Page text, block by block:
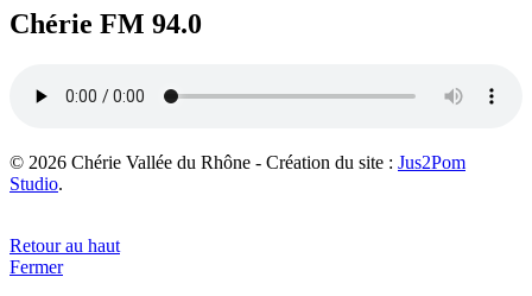
Chérie FM 94.0
© 2026 Chérie Vallée du Rhône - Création du site : Jus2Pom
Studio.
Retour au haut
Fermer